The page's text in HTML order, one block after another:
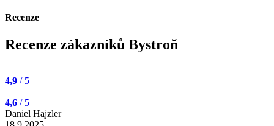
Recenze
Recenze zákazníků Bystroň
4,9 / 5
4,6 / 5
Daniel Hajzler